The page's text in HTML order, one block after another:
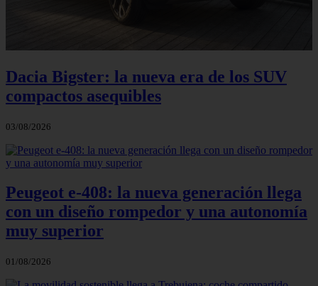
Dacia Bigster: la nueva era de los SUV
compactos asequibles
03/08/2026
Peugeot e-408: la nueva generación llega
con un diseño rompedor y una autonomía
muy superior
01/08/2026